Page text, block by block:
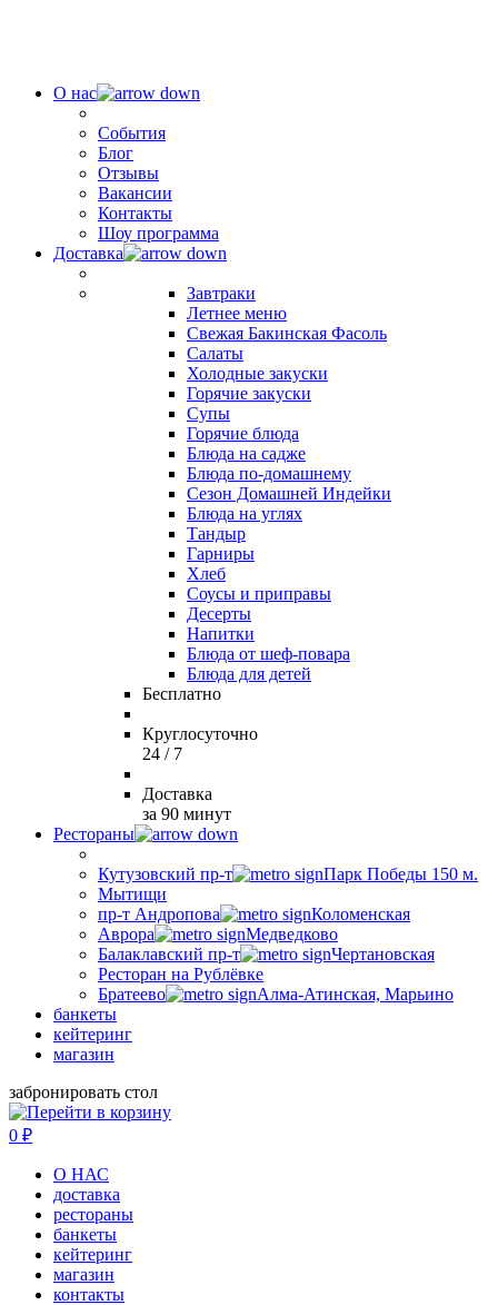
О нас
События
Блог
Отзывы
Вакансии
Контакты
Шоу программа
Доставка
Завтраки
Летнее меню
Свежая Бакинская Фасоль
Салаты
Холодные закуски
Горячие закуски
Супы
Горячие блюда
Блюда на садже
Блюда по-домашнему
Сезон Домашней Индейки
Блюда на углях
Тандыр
Гарниры
Хлеб
Соусы и приправы
Десерты
Напитки
Блюда от шеф-повара
Блюда для детей
Бесплатно
Круглосуточно
24 / 7
Доставка
за 90 минут
Рестораны
Кутузовский пр-т
Парк Победы 150 м.
Мытищи
пр-т Андропова
Коломенская
Аврора
Медведково
Балаклавский пр-т
Чертановская
Ресторан на Рублёвке
Братеево
Алма-Атинская, Марьино
банкеты
кейтеринг
магазин
забронировать стол
0 ₽
О НАС
доставка
рестораны
банкеты
кейтеринг
магазин
контакты